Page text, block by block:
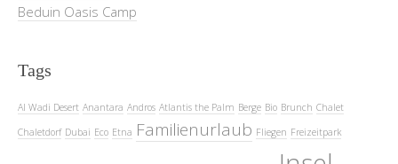
Beduin Oasis Camp
Tags
Al Wadi Desert Anantara Andros Atlantis the Palm Berge Bio Brunch Chalet
Chaletdorf Dubai Eco Etna Familienurlaub Fliegen Freizeitpark